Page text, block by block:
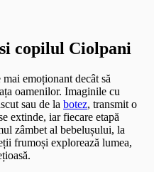
copilul Ciolpani
emoționant decât să
oamenilor. Imaginile cu
sau de la botez, transmit o
extinde, iar fiecare etapă
zâmbet al bebelușului, la
frumoși explorează lumea,